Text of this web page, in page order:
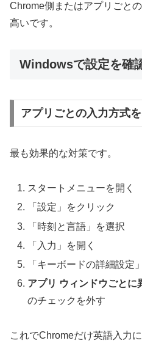
Chrome側またはアプリごと
高いです。
Windowsで設定を確
アプリごとの入力方式
最も効果的な対策です。
スタートメニューを開く
「設定」をクリック
「時刻と言語」を選択
「入力」を開く
「キーボードの詳細設定
アプリ ウィンドウごとに
のチェックを外す
これでChromeだけ英語入力